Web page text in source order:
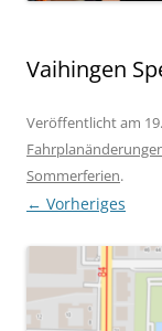
Vaihingen
Veröffentlicht am
Sommerferien.
← Vorheriges